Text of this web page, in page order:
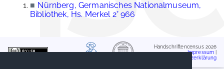
■ Nürnberg, Germanisches Nationalmuseum,
Bibliothek, Hs. Merkel 2° 966
Handschriftencensus 2026
Impressum
Datenschutzerklärung